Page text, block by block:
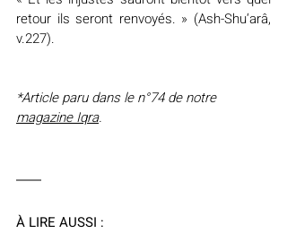
retour ils seront renvoyés. » (Ash-Shu‘arâ,
v.227).
*Article paru dans le n°74 de notre
magazine Iqra.
À LIRE AUSSI :